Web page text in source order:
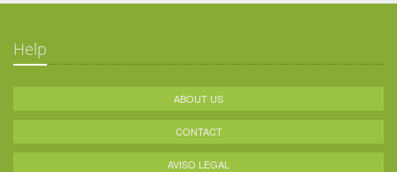
Help
ABOUT US
CONTACT
AVISO LEGAL